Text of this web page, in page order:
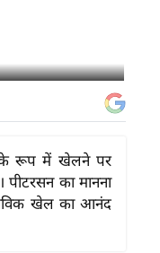
के रूप में खेलने पर
का मानना
खेल का आनंद